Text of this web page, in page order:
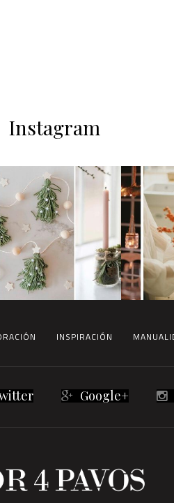
Instagram
INSPIRACIÓN
Google+